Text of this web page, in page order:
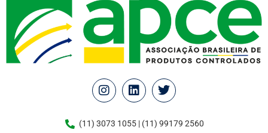
(11) 3073 1055 | (11) 99179 2560